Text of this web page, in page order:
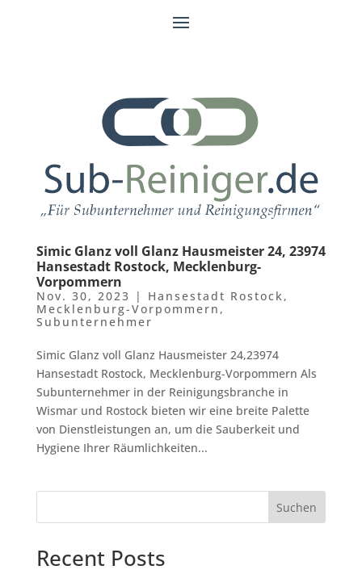
Simic Glanz voll Glanz Hausmeister 24, 23974
Hansestadt Rostock, Mecklenburg-
Vorpommern
Nov. 30, 2023 | Hansestadt Rostock,
Mecklenburg-Vorpommern ,
Subunternehmer
Simic Glanz voll Glanz Hausmeister 24,23974
Hansestadt Rostock, Mecklenburg-Vorpommern Als
Subunternehmer in der Reinigungsbranche in
Wismar und Rostock bieten wir eine breite Palette
von Dienstleistungen an, um die Sauberkeit und
Hygiene Ihrer Räumlichkeiten...
Suchen
Recent Posts